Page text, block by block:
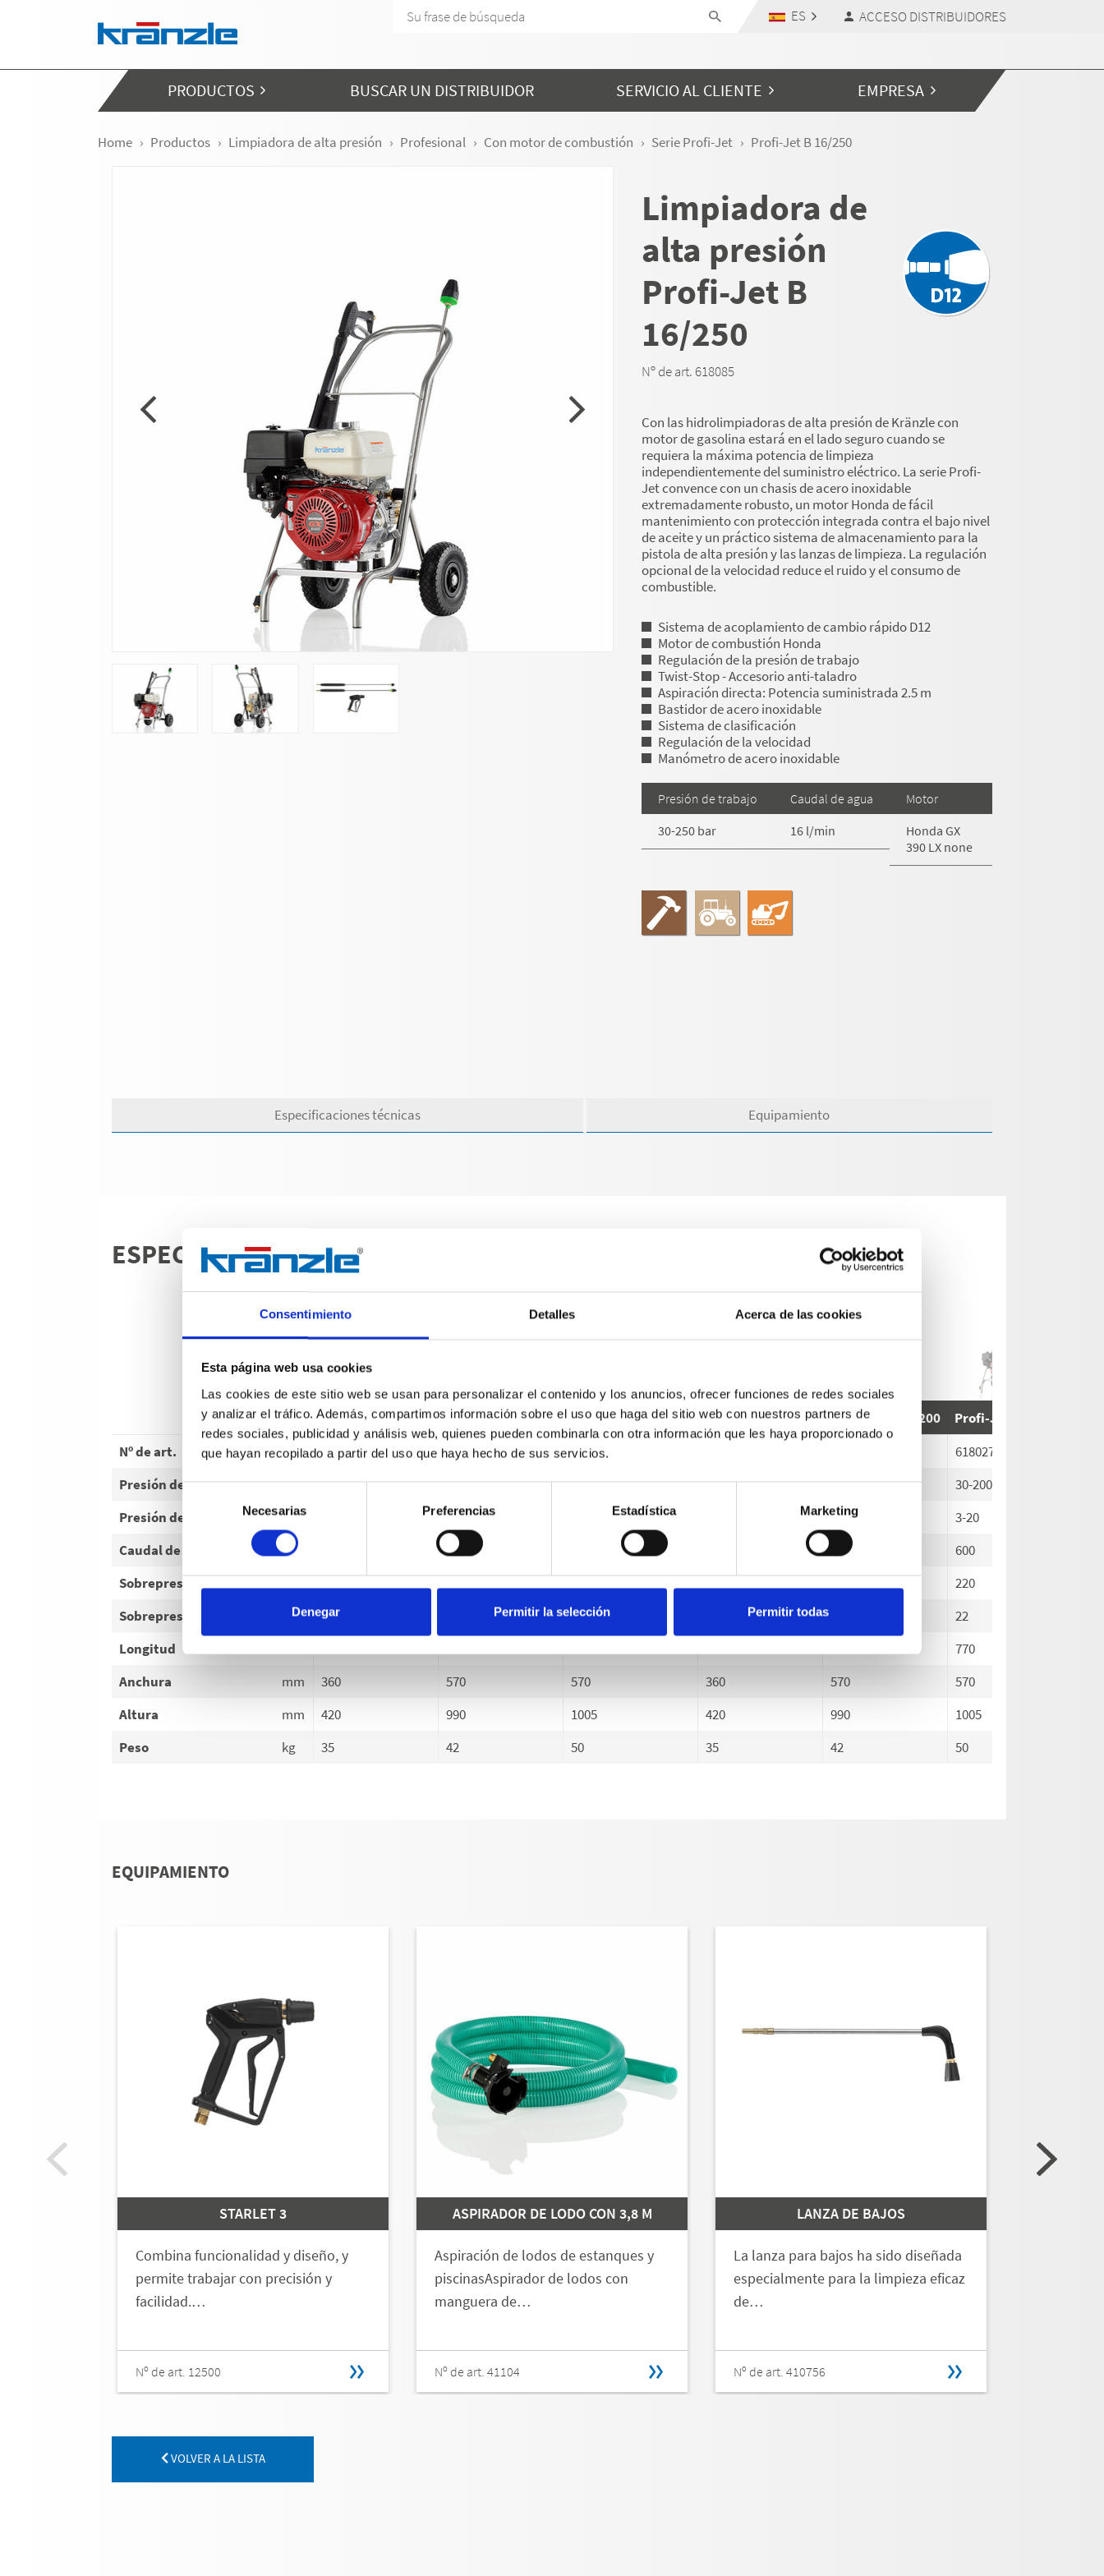
Consentimiento Detalles Acerca de las cookies
Esta página web usa cookies
Las cookies de este sitio web se usan para personalizar el contenido y los anuncios, ofrecer funciones de redes sociales
y analizar el tráfico. Además, compartimos información sobre el uso que haga del sitio web con nuestros partners de
redes sociales, publicidad y análisis web, quienes pueden combinarla con otra información que les haya proporcionado o
que hayan recopilado a partir del uso que haya hecho de sus servicios.
Selección
consentimiento
Necesarias Preferencias Estadística Marketing
Denegar Permitir la selección Permitir todas
ES ACCESO DISTRIBUIDORES
PRODUCTOS BUSCAR UN DISTRIBUIDOR SERVICIO AL CLIENTE EMPRESA
Home Productos Limpiadora de alta presión Profesional Con motor de combustión Serie Profi-Jet Profi-Jet B 16/250
Limpiadora de
alta presión
Profi-Jet B
16/250
Nº de art. 618085
Con las hidrolimpiadoras de alta presión de Kränzle con
motor de gasolina estará en el lado seguro cuando se
requiera la máxima potencia de limpieza
independientemente del suministro eléctrico. La serie Profi-
Jet convence con un chasis de acero inoxidable
extremadamente robusto, un motor Honda de fácil
mantenimiento con protección integrada contra el bajo nivel
de aceite y un práctico sistema de almacenamiento para la
pistola de alta presión y las lanzas de limpieza. La regulación
opcional de la velocidad reduce el ruido y el consumo de
combustible.
Sistema de acoplamiento de cambio rápido D12
Motor de combustión Honda
Regulación de la presión de trabajo
Twist-Stop - Accesorio anti-taladro
Aspiración directa: Potencia suministrada 2.5 m
Bastidor de acero inoxidable
Sistema de clasificación
Regulación de la velocidad
Manómetro de acero inoxidable
Presión de trabajo
30-250 bar
Caudal de agua
16 l/min
Motor
Honda GX
390 LX none
Especificaciones técnicas Equipamiento
ESPECIFICACIONES TÉCNICAS
Profi-Jet B 13/150 Profi-Jet B 13/150 Profi-Jet B 13/150 T Profi-Jet B 10/200 Profi-Jet B 10/200 Profi-Jet B 10/200 T
Nº de art.
618001 618003 618007 618027
Presión de trabajo
bar 30-150 30-150 30-150 30-200 30-200 30-200
Presión de trabajo
MPa 3-15 3-20 3-20
Caudal de agua
l/h 780 600 600
Sobrepresión admisible
220
Sobrepresión admisible
MPa 17 17 22
Longitud
770
Anchura
mm 360 570 570 360 570 570
Altura
mm 420 990 1005 420 990 1005
Peso
kg 35 42 50 35 42 50
EQUIPAMIENTO
STARLET 3
Combina funcionalidad y diseño, y
permite trabajar con precisión y
facilidad.…
Nº de art. 12500
ASPIRADOR DE LODO CON 3,8 M
Aspiración de lodos de estanques y
piscinasAspirador de lodos con
manguera de…
Nº de art. 41104
LANZA DE BAJOS
La lanza para bajos ha sido diseñada
especialmente para la limpieza eficaz
de…
Nº de art. 410756
VOLVER A LA LISTA